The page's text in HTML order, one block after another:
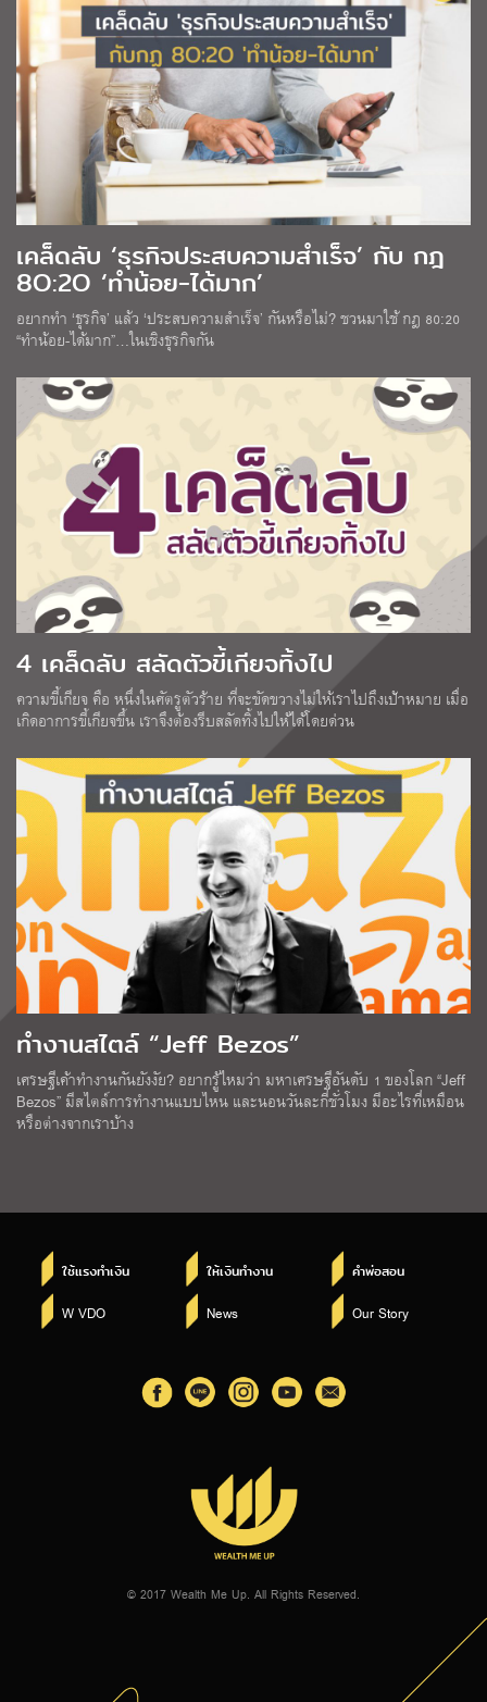
เคล็ดลับ ‘ธุรกิจประสบความสำเร็จ’ กับ กฎ
8O:2O ‘ทำน้อย-ได้มาก’
อยากทำ ‘ธุรกิจ’ แล้ว ‘ประสบความสำเร็จ’ กันหรือไม่? ชวนมาใช้ กฎ 80:20
“ทำน้อย-ได้มาก”…ในเชิงธุรกิจกัน
4 เคล็ดลับ สลัดตัวขี้เกียจทิ้งไป
ความขี้เกียจ คือ หนึ่งในศัตรูตัวร้าย ที่จะขัดขวางไม่ให้เราไปถึงเป้าหมาย เมื่อ
เกิดอาการขี้เกียจขึ้น เราจึงต้องรีบสลัดทิ้งไปให้ได้โดยด่วน
ทำงานสไตล์ “Jeff Bezos”
เศรษฐีเค้าทำงานกันยังงัย? อยากรู้ไหมว่า มหาเศรษฐีอันดับ 1 ของโลก “Jeff
Bezos” มีสไตล์การทำงานแบบไหน และนอนวันละกี่ชั่วโมง มีอะไรที่เหมือน
หรือต่างจากเราบ้าง
ใช้แรงทำเงิน ให้เงินทำงาน คำพ่อสอน
W VDO News Our Story
© 2017 Wealth Me Up. All Rights Reserved.